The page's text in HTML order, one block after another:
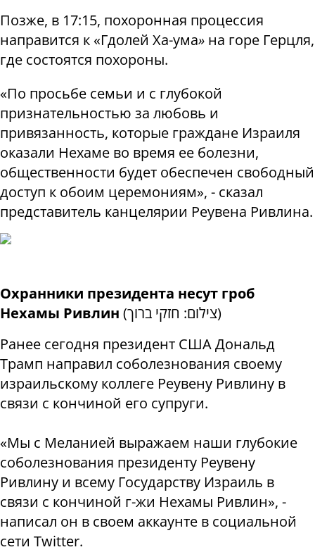
Позже, в 17:15, похоронная процессия
направится ​​к «Гдолей Ха-ума» на горе Герцля,
где состоятся похороны.
«По просьбе семьи и с глубокой
признательностью за любовь и
привязанность, которые граждане Израиля
оказали Нехаме во время ее болезни,
общественности будет обеспечен свободный
доступ к обоим церемониям», - сказал
представитель канцелярии Реувена Ривлина.
Охранники президента несут гроб
Нехамы Ривлин (צילום: חזקי ברוך)
Ранее сегодня президент США Дональд
Трамп направил соболезнования своему
израильскому коллеге Реувену Ривлину в
связи с кончиной его супруги.
«Мы с Меланией выражаем наши глубокие
соболезнования президенту Реувену
Ривлину и всему Государству Израиль в
связи с кончиной г-жи Нехамы Ривлин», -
написал он в своем аккаунте в социальной
сети Twitter.